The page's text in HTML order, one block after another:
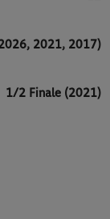
2021, 2017)
1/2 Finale (2021)